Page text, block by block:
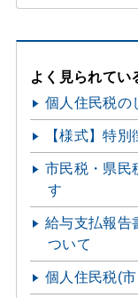
よく見られてい
個人住民税の
【様式】特
市民税・県民
す
給与支払報告
ついて
個人住民税(